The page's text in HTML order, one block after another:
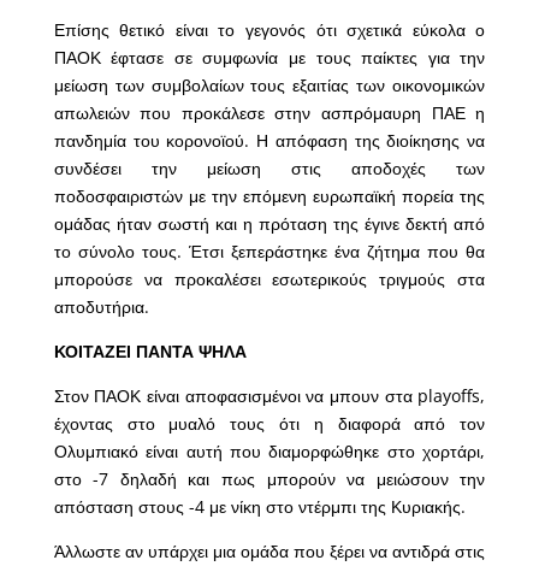
Επίσης θετικό είναι το γεγονός ότι σχετικά εύκολα ο
ΠΑΟΚ έφτασε σε συμφωνία με τους παίκτες για την
μείωση των συμβολαίων τους εξαιτίας των οικονομικών
απωλειών που προκάλεσε στην ασπρόμαυρη ΠΑΕ η
πανδημία του κορονοϊού. Η απόφαση της διοίκησης να
συνδέσει την μείωση στις αποδοχές των
ποδοσφαιριστών με την επόμενη ευρωπαϊκή πορεία της
ομάδας ήταν σωστή και η πρόταση της έγινε δεκτή από
το σύνολο τους. Έτσι ξεπεράστηκε ένα ζήτημα που θα
μπορούσε να προκαλέσει εσωτερικούς τριγμούς στα
αποδυτήρια.
ΚΟΙΤΑΖΕΙ ΠΑΝΤΑ ΨΗΛΑ
Στον ΠΑΟΚ είναι αποφασισμένοι να μπουν στα playoffs,
έχοντας στο μυαλό τους ότι η διαφορά από τον
Ολυμπιακό είναι αυτή που διαμορφώθηκε στο χορτάρι,
στο -7 δηλαδή και πως μπορούν να μειώσουν την
απόσταση στους -4 με νίκη στο ντέρμπι της Κυριακής.
Άλλωστε αν υπάρχει μια ομάδα που ξέρει να αντιδρά στις